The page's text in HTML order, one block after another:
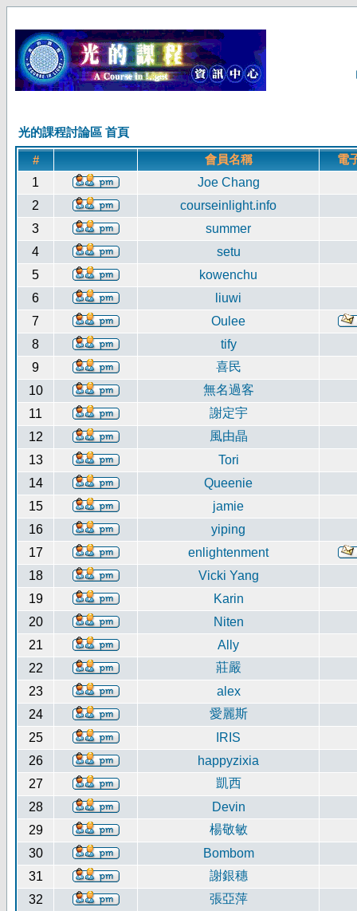
光的課程討論區 首頁
# 會員名稱
電
1
Joe Chang
2
courseinlight.info
3
summer
4
setu
5
kowenchu
6
liuwi
7
Oulee
8
tify
9
喜民
10
無名過客
11
謝定宇
12
風由晶
13
Tori
14
Queenie
15
jamie
16
yiping
17
enlightenment
18
Vicki Yang
19
Karin
20
Niten
21
Ally
22
莊嚴
23
alex
24
愛麗斯
25
IRIS
26
happyzixia
27
凱西
28
Devin
29
楊敬敏
30
Bombom
31
謝銀穗
32
張亞萍